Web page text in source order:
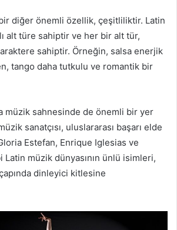
diğer önemli özellik, çeşitliliktir. Latin
alt türe sahiptir ve her bir alt tür,
sahiptir. Örneğin, salsa enerjik
tango daha tutkulu ve romantik bir
müzik sahnesinde de önemli bir yer
sanatçısı, uluslararası başarı elde
Estefan, Enrique Iglesias ve
müzik dünyasının ünlü isimleri,
dinleyici kitlesine